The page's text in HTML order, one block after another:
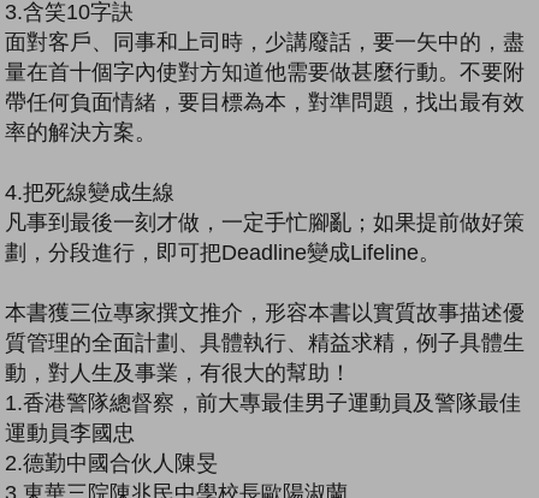
3.含笑10字訣
面對客戶、同事和上司時，少講廢話，要一矢中的，盡
量在首十個字內使對方知道他需要做甚麼行動。不要附
帶任何負面情緒，要目標為本，對準問題，找出最有效
率的解決方案。
4.把死線變成生線
凡事到最後一刻才做，一定手忙腳亂；如果提前做好策
劃，分段進行，即可把Deadline變成Lifeline。
本書獲三位專家撰文推介，形容本書以實質故事描述優
質管理的全面計劃、具體執行、精益求精，例子具體生
動，對人生及事業，有很大的幫助！
1.香港警隊總督察，前大專最佳男子運動員及警隊最佳
運動員李國忠
2.德勤中國合伙人陳旻